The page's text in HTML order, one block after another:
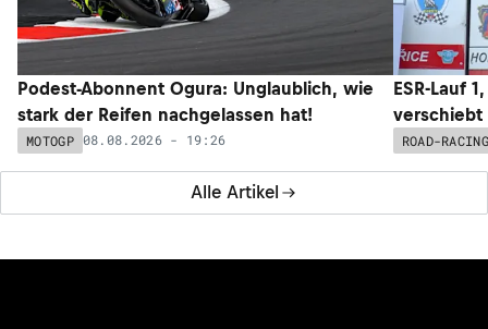
Alle Artikel
Podest-Abonnent Ogura: Unglaublich, wie
stark der Reifen nachgelassen hat!
MOTOGP 08.08.2026 - 19:26
ESR-Lauf
verschiebt
ROAD-RACING